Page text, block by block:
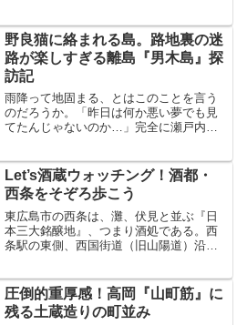
えて真っ直ぐ行きそうになってしまう。
その交差点が、かつて豊...
野良猫に絡まれる島。路地裏の迷
路が楽しすぎる離島『男木島』探
訪記
雨降って地固まる、とはこのことを言う
のだろうか。「昨日は何か悪い夢でも見
てたんじゃないのか…」完全に瀬戸内ら
澄み渡っていた。気分は上々だ。24時間
後に、同じ港から同じ船...
Let’s酒蔵ウォッチング！酒都・
西条をそぞろ歩こう
東広島市の西条は、灘、伏見と並ぶ『日
本三大銘醸地』、つまり酒処である。西
条駅の東側、西国街道（旧山陽道）沿い
いる。灘と伏見は何か聞いたことがあ
る、という人も多いだろう。...
圧倒的重厚感！高岡『山町筋』に
残る土蔵造りの町並み